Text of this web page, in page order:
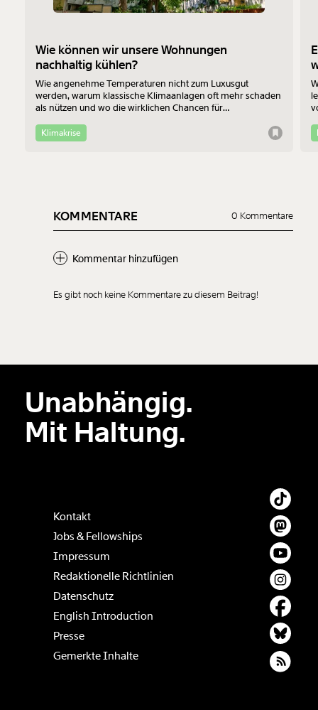
Wie können wir unsere Wohnungen
nachhaltig kühlen?
Wie angenehme Temperaturen nicht zum Luxusgut
werden, warum klassische Klimaanlagen oft mehr schaden
als nützen und wo die wirklichen Chancen für
Richtmann von der TU Wien im Interview.
Klimakrise
KOMMENTARE 0 Kommentare
Kommentar hinzufügen
Der Inhalt dieses Feldes wird nicht öffentlich zugänglich angezeigt.
Es gibt noch keine Kommentare zu diesem Beitrag!
Unabhängig.
Mit Haltung.
Kontakt
Jobs & Fellowships
Impressum
Redaktionelle Richtlinien
Datenschutz
English Introduction
Presse
Gemerkte Inhalte